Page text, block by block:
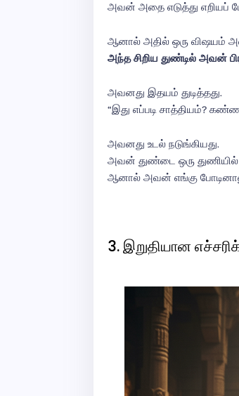
அவன் அதை எடுத்து எறியப்
ஆனால் அதில் ஒரு விஷயம்
அந்த சிறிய துண்டில் அவன்
அவனது இதயம் துடித்தது.
“இது எப்படி சாத்தியம்?
அவனது உடல் நடுங்கியது.
அவன் துண்டை ஒரு துணியில்
ஆனால் அவன் எங்கு
3. இறுதியான